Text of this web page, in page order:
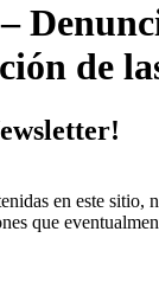
de
en este
que